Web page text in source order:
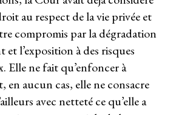
au respect de la vie privée et
compromis par la dégradation
et l’exposition à des risques
Elle ne fait qu’enfoncer à
en aucun cas, elle ne consacre
avec netteté ce qu’elle a